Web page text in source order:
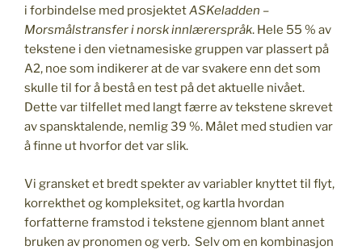
i forbindelse med prosjektetASKeladden –
Morsmålstransfer i norsk innlærerspråk. Hele 55 % av
tekstene i den vietnamesiske gruppen var plassert på
A2, noe som indikerer at de var svakere enn det som
skulle til for å bestå en test på det aktuelle nivået.
Dette var tilfellet med langt færre av tekstene skrevet
av spansktalende, nemlig 39 %. Målet med studien var
å finne ut hvorfor det var slik.
Vi gransket et bredt spekter av variabler knyttet til flyt,
korrekthet og kompleksitet, og kartla hvordan
forfatterne framstod i tekstene gjennom blant annet
bruken av pronomen og verb. Selv om en kombinasjon